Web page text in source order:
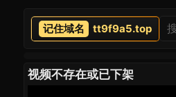
tt9f9a5.top
视频不存在或已下架